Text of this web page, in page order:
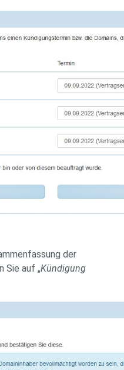
der
Sie auf „Kündigung